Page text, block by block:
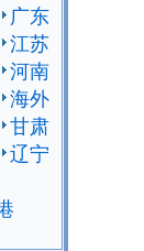
广东
江苏
河南
海外
甘肃
辽宁